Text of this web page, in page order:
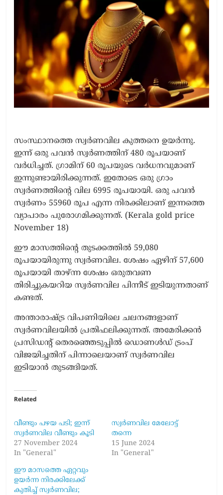
സംസ്ഥാനത്തെ സ്വര്‍ണവില കുത്തനെ ഉയര്‍ന്നു.
ഇന്ന് ഒരു പവന്‍ സ്വര്‍ണത്തിന് 480 രൂപയാണ്
വര്‍ധിച്ചത്. ഗ്രാമിന് 60 രൂപയുടെ വര്‍ധനവുമാണ്
ഇന്നുണ്ടായിരിക്കുന്നത്. ഇതോടെ ഒരു ഗ്രാം
സ്വര്‍ണത്തിന്റെ വില 6995 രൂപയായി. ഒരു പവന്‍
സ്വര്‍ണം 55960 രൂപ എന്ന നിരക്കിലാണ് ഇന്നത്തെ
വ്യാപാരം പുരോഗമിക്കുന്നത്. (Kerala gold price
November 18)
ഈ മാസത്തിന്റെ തുടക്കത്തില്‍ 59,080
രൂപയായിരുന്നു സ്വര്‍ണവില. ശേഷം ഏഴിന് 57,600
രൂപയായി താഴ്ന്ന ശേഷം ഒരുതവണ
തിരിച്ചുകയറിയ സ്വര്‍ണവില പിന്നീട് ഇടിയുന്നതാണ്
കണ്ടത്.
അന്താരാഷ്ട്ര വിപണിയിലെ ചലനങ്ങളാണ്
സ്വര്‍ണവിലയില്‍ പ്രതിഫലിക്കുന്നത്. അമേരിക്കന്‍
പ്രസിഡന്റ് തെരഞ്ഞെടുപ്പില്‍ ഡൊണള്‍ഡ് ട്രംപ്
വിജയിച്ചതിന് പിന്നാലെയാണ് സ്വര്‍ണവില
ഇടിയാന്‍ തുടങ്ങിയത്.
Related
വീണ്ടും പഴയ പടി; ഇന്ന്
സ്വര്‍ണവില വീണ്ടും കൂടി
27 November 2024
In "General"
സ്വര്‍ണവില മേലോട്ട്
തന്നെ
15 June 2024
In "General"
ഈ മാസത്തെ ഏറ്റവും
ഉയര്‍ന്ന നിരക്കിലേക്ക്
കുതിച്ച് സ്വര്‍ണവില;